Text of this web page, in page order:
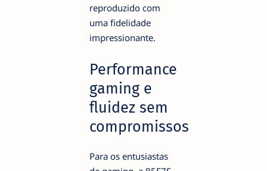
reproduzido com
uma fidelidade
impressionante.
Performance
gaming e
fluidez sem
compromissos
Para os entusiastas